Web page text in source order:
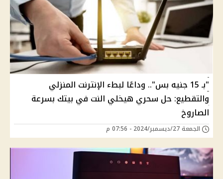
"بـ 15 جنيه بس".. وداعًا لبطء الإنترنت المنزلي
والتقطيع: حل سحري هيخلي النت في بيتك بسرعة
الصاروخ
الجمعة 27/ديسمبر/2024 - 07:56 م